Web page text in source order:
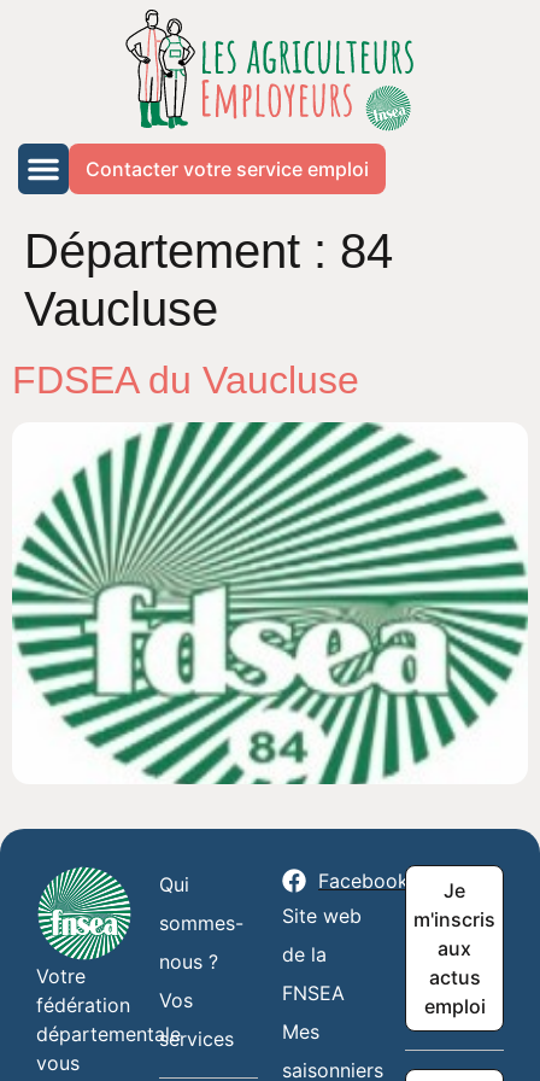
Contacter votre service emploi
Département : 84
Vaucluse
FDSEA du Vaucluse
Votre
fédération
départementale
vous
Qui
sommes-
nous ?
Vos
services
Facebook
Site web
de la
FNSEA
Mes
saisonniers
Je
m'inscris
aux
actus
emploi